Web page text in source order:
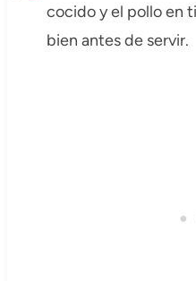
cocido y el pollo en
bien antes de servir.